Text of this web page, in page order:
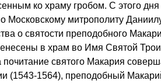
ко храму гробом. С этого дня
Московскому митрополиту
о святости преподобного
в храм во Имя Святой
святого Макария
(1543-1564), преподобный